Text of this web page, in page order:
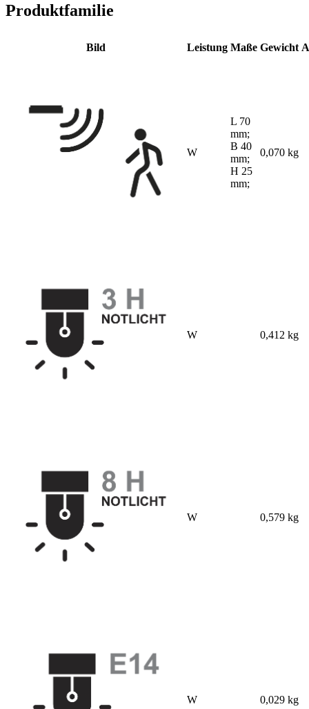
Produktfamilie
Bild Leistung Maße Gewicht
W
L 70
mm;
B 40
mm;
H 25
mm;
0,070 kg
W 0,412 kg
W 0,579 kg
W 0,029 kg